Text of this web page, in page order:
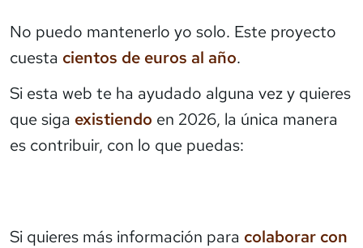
No puedo mantenerlo yo solo. Este proyecto
cuesta cientos de euros al año.
Si esta web te ha ayudado alguna vez y quieres
que siga existiendo en 2026, la única manera
es contribuir, con lo que puedas:
Si quieres más información para colaborar con